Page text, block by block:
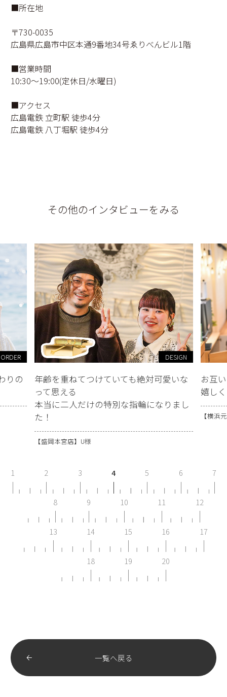
■所在地
〒730-0035
広島県広島市中区本通9番地34号ゑりべんビル1階
■営業時間
10:30〜19:00(定休日/水曜日)
■アクセス
広島電鉄 立町駅 徒歩4分
広島電鉄 八丁堀駅 徒歩4分
その他のインタビューをみる
りの
DESIGN
年齢を重ねてつけていても絶対可愛いな
って思える
本当に二人だけの特別な指輪になりまし
た！
【盛岡本宮店】U様
お互
嬉し
【横浜
1 2 3 4 5 6 7
8 9 10 11 12
13 14 15 16 17
18 19 20
一覧へ戻る